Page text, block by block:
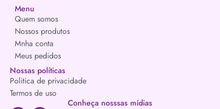
Menu
Quem somos
Nossos produtos
Mnha conta
Meus pedidos
Nossas políticas
Politica de privacidade
Termos de uso
Conheça nosssas mídias